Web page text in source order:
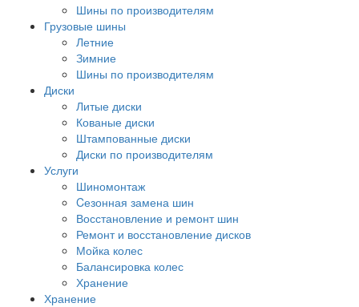
Шины по производителям
Грузовые шины
Летние
Зимние
Шины по производителям
Диски
Литые диски
Кованые диски
Штампованные диски
Диски по производителям
Услуги
Шиномонтаж
Cезонная замена шин
Восстановление и ремонт шин
Ремонт и восстановление дисков
Мойка колес
Балансировка колес
Хранение
Хранение